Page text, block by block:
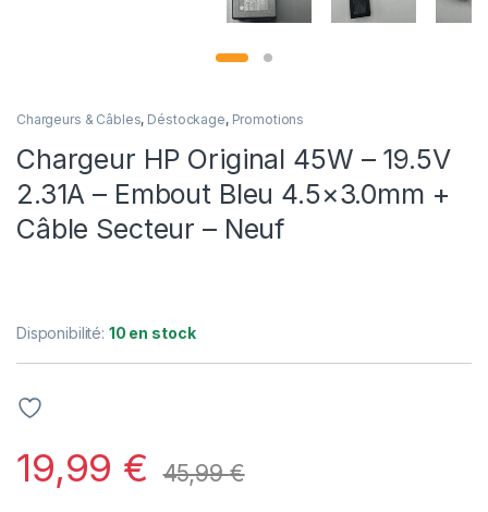
Chargeurs & Câbles, Déstockage, Promotions
Chargeur HP Original 45W – 19.5V
2.31A – Embout Bleu 4.5×3.0mm +
Câble Secteur – Neuf
Disponibilité: 10 en stock
19,99 € 45,99€